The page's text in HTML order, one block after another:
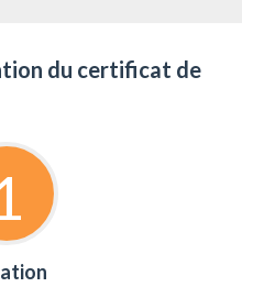
du certificat de